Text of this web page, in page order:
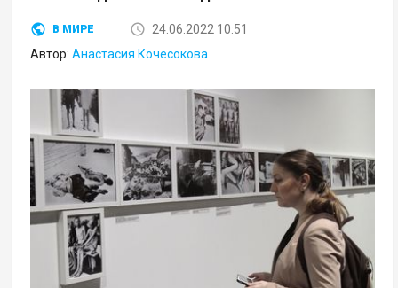
В МИРЕ
24.06.2022 10:51
Автор:Анастасия Кочесокова